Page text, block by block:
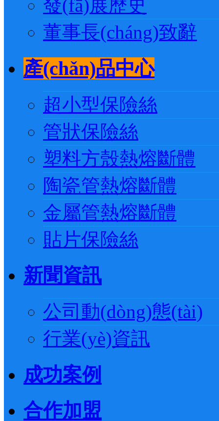
發(fā)展歷史
董事長(cháng)致辭
產(chǎn)品中心
超小型保險絲
管狀保險絲
塑料方殼熱熔斷體
陶瓷管熱熔斷體
金屬管熱熔斷體
貼片保險絲
新聞資訊
公司動(dòng)態(tài)
行業(yè)資訊
成功案例
合作加盟